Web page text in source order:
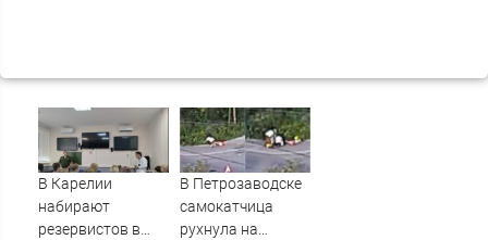
В Карелии
набирают
резервистов в
В Петрозаводске
самокатчица
рухнула на